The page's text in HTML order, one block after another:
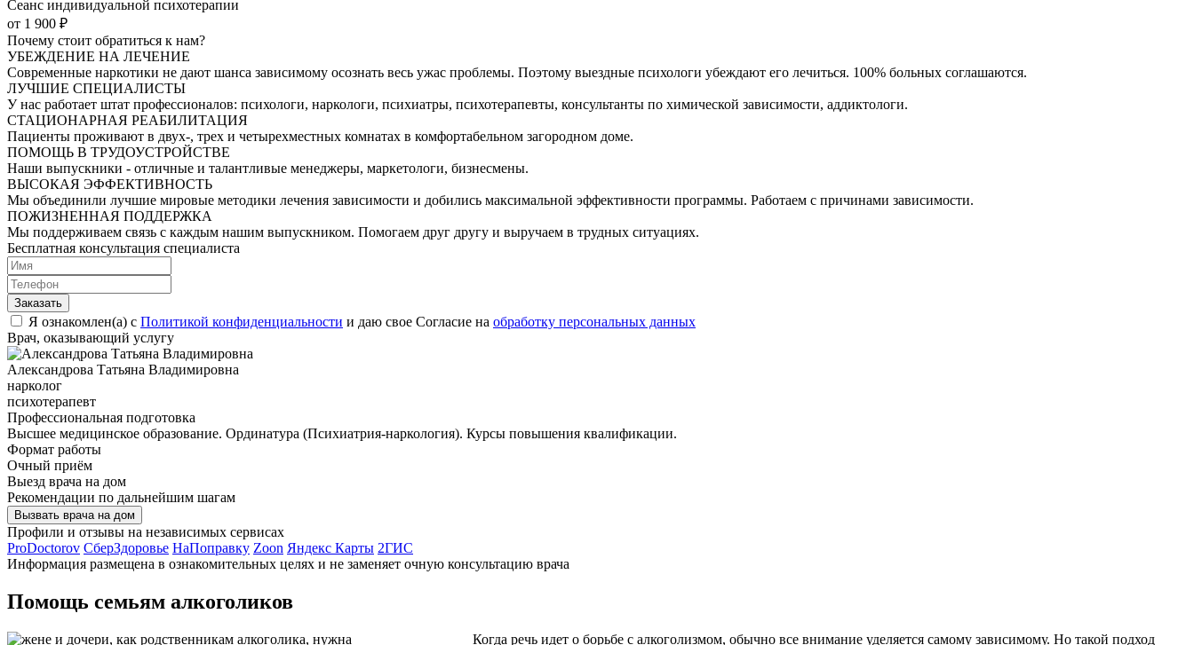
Сеанс индивидуальной психотерапии
от 1 900 ₽
Почему стоит обратиться к нам?
УБЕЖДЕНИЕ НА ЛЕЧЕНИЕ
Современные наркотики не дают шанса зависимому осознать весь ужас проблемы. Поэтому выездные психологи убеждают его лечиться. 100% больных соглашаются.
ЛУЧШИЕ СПЕЦИАЛИСТЫ
У нас работает штат профессионалов: психологи, наркологи, психиатры, психотерапевты, консультанты по химической зависимости, аддиктологи.
СТАЦИОНАРНАЯ РЕАБИЛИТАЦИЯ
Пациенты проживают в двух-, трех и четырехместных комнатах в комфортабельном загородном доме.
ПОМОЩЬ В ТРУДОУСТРОЙСТВЕ
Наши выпускники - отличные и талантливые менеджеры, маркетологи, бизнесмены.
ВЫСОКАЯ ЭФФЕКТИВНОСТЬ
Мы объединили лучшие мировые методики лечения зависимости и добились максимальной эффективности программы. Работаем с причинами зависимости.
ПОЖИЗНЕННАЯ ПОДДЕРЖКА
Мы поддерживаем связь с каждым нашим выпускником. Помогаем друг другу и выручаем в трудных ситуациях.
Бесплатная консультация специалиста
Заказать
Я ознакомлен(а) с Политикой конфиденциальности и даю свое Согласие на обработку персональных данных
Врач, оказывающий услугу
Александрова Татьяна Владимировна
нарколог
психотерапевт
Профессиональная подготовка
Высшее медицинское образование. Ординатура (Психиатрия-наркология). Курсы повышения квалификации.
Формат работы
Очный приём
Выезд врача на дом
Рекомендации по дальнейшим шагам
Вызвать врача на дом
Профили и отзывы на независимых сервисах
ProDoctorov СберЗдоровье НаПоправку Zoon Яндекс Карты 2ГИС
Информация размещена в ознакомительных целях и не заменяет очную консультацию врача
Помощь семьям алкоголиков
Когда речь идет о борьбе с алкоголизмом, обычно все внимание уделяется самому зависимому. Но такой подход